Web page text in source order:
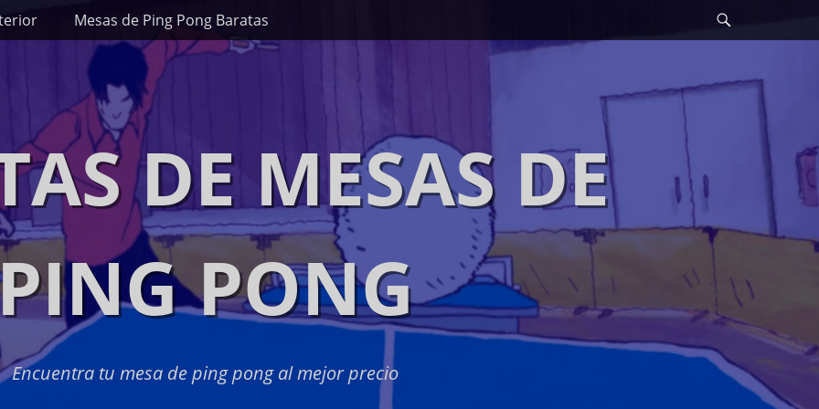
Mesas de Ping Pong Baratas
DE MESAS DE
PONG
Encuentra tu mesa de ping pong al mejor precio